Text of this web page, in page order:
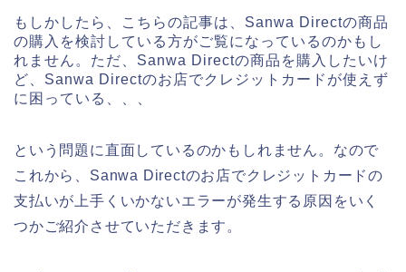
もしかしたら、こちらの記事は、Sanwa Directの商品
の購入を検討している方がご覧になっているのかもし
れません。ただ、Sanwa Directの商品を購入したいけ
ど、Sanwa Directのお店でクレジットカードが使えず
に困っている、、、
という問題に直面しているのかもしれません。なので
これから、Sanwa Directのお店でクレジットカードの
支払いが上手くいかないエラーが発生する原因をいく
つかご紹介させていただきます。